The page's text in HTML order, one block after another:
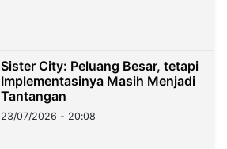
Sister City: Peluang Besar, tetapi
Implementasinya Masih Menjadi
Tantangan
23/07/2026 - 20:08